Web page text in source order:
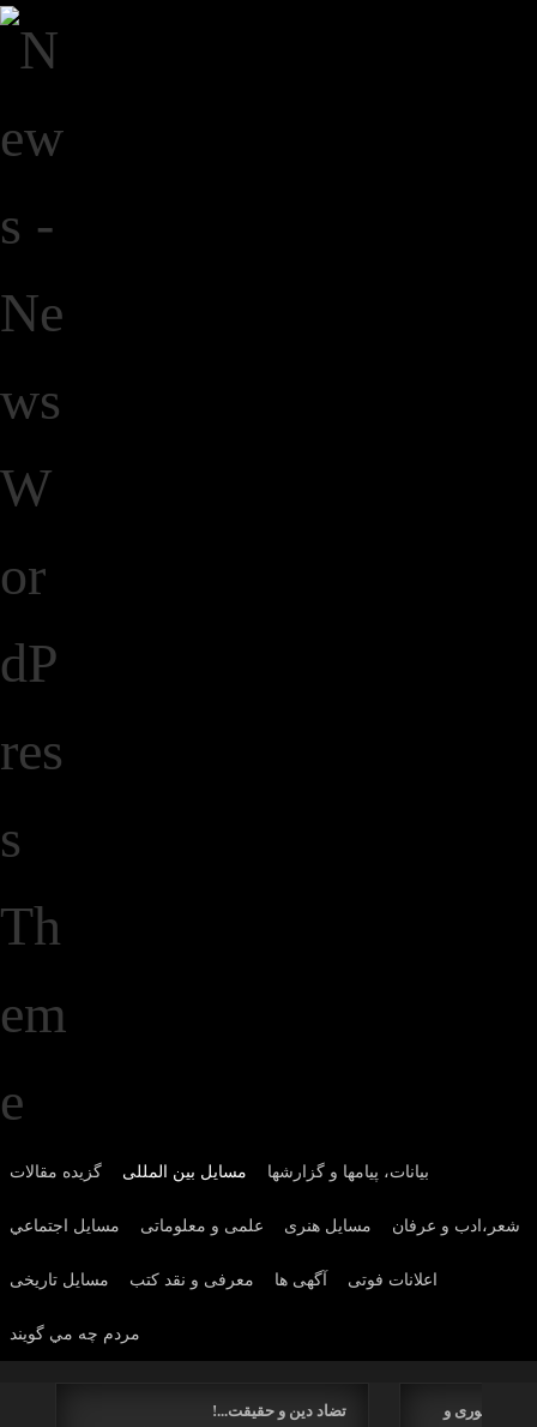
گزیده مقالات مسایل بین المللی بیانات، پیامها و گزارشها
مسايل اجتماعي علمی و معلوماتی مسايل هنری شعر،ادب و عرفان
مسایل تاریخی معرفی و نقد کتب آگهی ها اعلانات فوتی
مردم چه مي گويند
تضاد دین و حقیقت...! جمهوری و